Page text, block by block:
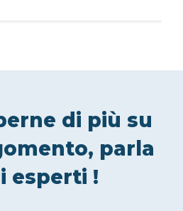
di più su
parla
esperti !